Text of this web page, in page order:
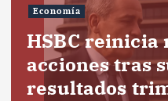
Economía
HSBC reinicia
acciones tras
resultados